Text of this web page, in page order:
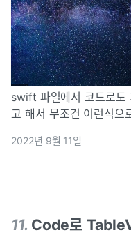
swift 파일에서 코드로도
고 해서 무조건 이런식
2022년 9월 11일
11. Code로